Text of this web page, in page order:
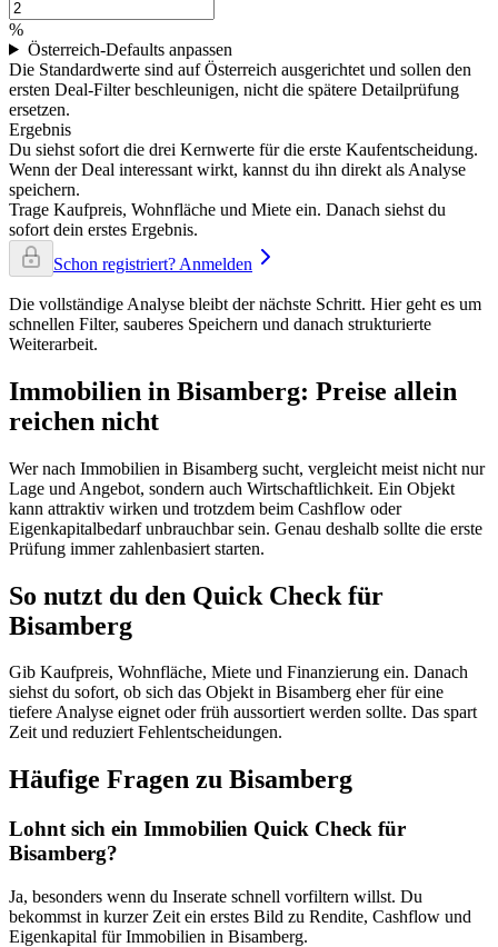
%
Österreich-Defaults anpassen
Die Standardwerte sind auf Österreich ausgerichtet und sollen den
ersten Deal-Filter beschleunigen, nicht die spätere Detailprüfung
ersetzen.
Ergebnis
Du siehst sofort die drei Kernwerte für die erste Kaufentscheidung.
Wenn der Deal interessant wirkt, kannst du ihn direkt als Analyse
speichern.
Trage Kaufpreis, Wohnfläche und Miete ein. Danach siehst du
sofort dein erstes Ergebnis.
Schon registriert? Anmelden
Die vollständige Analyse bleibt der nächste Schritt. Hier geht es um
schnellen Filter, sauberes Speichern und danach strukturierte
Weiterarbeit.
Immobilien in Bisamberg: Preise allein
reichen nicht
Wer nach Immobilien in Bisamberg sucht, vergleicht meist nicht nur
Lage und Angebot, sondern auch Wirtschaftlichkeit. Ein Objekt
kann attraktiv wirken und trotzdem beim Cashflow oder
Eigenkapitalbedarf unbrauchbar sein. Genau deshalb sollte die erste
Prüfung immer zahlenbasiert starten.
So nutzt du den Quick Check für
Bisamberg
Gib Kaufpreis, Wohnfläche, Miete und Finanzierung ein. Danach
siehst du sofort, ob sich das Objekt in Bisamberg eher für eine
tiefere Analyse eignet oder früh aussortiert werden sollte. Das spart
Zeit und reduziert Fehlentscheidungen.
Häufige Fragen zu Bisamberg
Lohnt sich ein Immobilien Quick Check für
Bisamberg?
Ja, besonders wenn du Inserate schnell vorfiltern willst. Du
bekommst in kurzer Zeit ein erstes Bild zu Rendite, Cashflow und
Eigenkapital für Immobilien in Bisamberg.